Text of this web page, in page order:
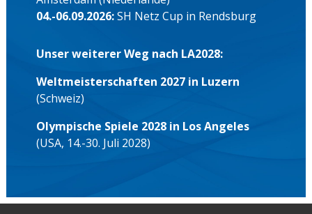
04.-06.09.2026:SH Netz Cup in Rendsburg
Unser weiterer Weg nach LA2028:
Weltmeisterschaften 2027 in Luzern
(Schweiz)
Olympische Spiele 2028 in Los Angeles
(USA, 14.-30. Juli 2028)